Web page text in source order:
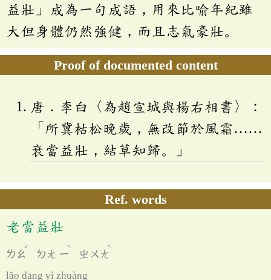
益壯」成為一句成語，用來比喻年紀雖
大但身體仍然強健，而且志氣豪壯。
Proof of documented content
唐．李白〈為趙宣城與楊右相書〉：
「所冀枯松晚歲，無改節於風霜……
衰當益壯，結草知歸。」
Ref. words
老當益壯
ㄌㄠ
ˇ
ㄉㄤ ㄧ
ˋ
ㄓㄨㄤ
ˋ
lǎo dāng yì zhuàng